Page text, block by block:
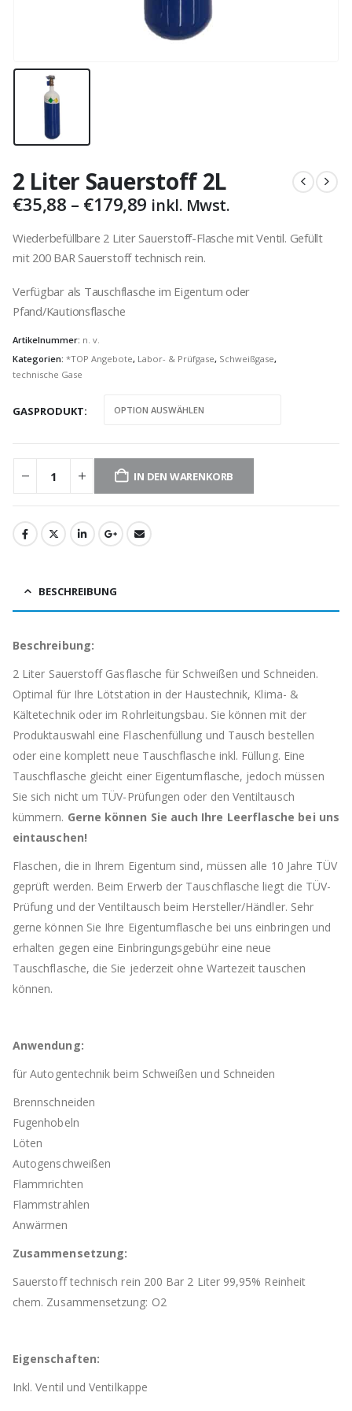
2 Liter Sauerstoff 2L
€35,88 – €179,89Preisspanne:
bis
€179,89
inkl. Mwst.
Wiederbefüllbare 2 Liter Sauerstoff-Flasche mit Ventil. Gefüllt
mit 200 BAR Sauerstoff technisch rein.
Verfügbar als Tauschflasche im Eigentum oder
Pfand/Kautionsflasche
Artikelnummer: n. v.
Kategorien: *TOP Angebote, Labor- & Prüfgase, Schweißgase,
technische Gase
GASPRODUKT
IN DEN WARENKORB
BESCHREIBUNG
Beschreibung:
2 Liter Sauerstoff Gasflasche für Schweißen und Schneiden.
Optimal für Ihre Lötstation in der Haustechnik, Klima- &
Kältetechnik oder im Rohrleitungsbau. Sie können mit der
Produktauswahl eine Flaschenfüllung und Tausch bestellen
oder eine komplett neue Tauschflasche inkl. Füllung. Eine
Tauschflasche gleicht einer Eigentumflasche, jedoch müssen
Sie sich nicht um TÜV-Prüfungen oder den Ventiltausch
kümmern. Gerne können Sie auch Ihre Leerflasche bei uns
eintauschen!
Flaschen, die in Ihrem Eigentum sind, müssen alle 10 Jahre TÜV
geprüft werden. Beim Erwerb der Tauschflasche liegt die TÜV-
Prüfung und der Ventiltausch beim Hersteller/Händler. Sehr
gerne können Sie Ihre Eigentumflasche bei uns einbringen und
erhalten gegen eine Einbringungsgebühr eine neue
Tauschflasche, die Sie jederzeit ohne Wartezeit tauschen
können.
Anwendung:
für Autogentechnik beim Schweißen und Schneiden
Brennschneiden
Fugenhobeln
Löten
Autogenschweißen
Flammrichten
Flammstrahlen
Anwärmen
Zusammensetzung:
Sauerstoff technisch rein 200 Bar 2 Liter 99,95% Reinheit
chem. Zusammensetzung: O2
Eigenschaften:
Inkl. Ventil und Ventilkappe